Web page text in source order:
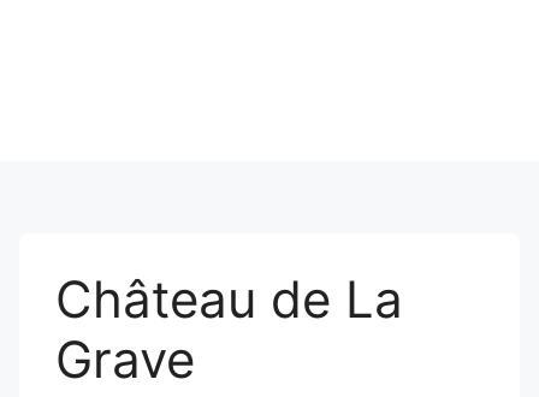
Château de La
Grave